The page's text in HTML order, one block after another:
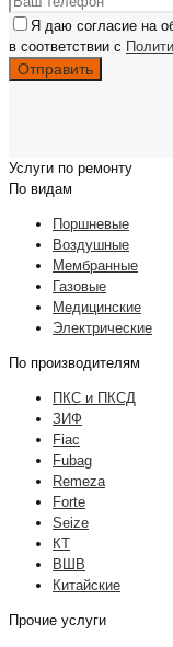
Я даю согласие на
в соответствии с
Услуги по ремонту
По видам
Поршневые
Воздушные
Мембранные
Газовые
Медицинские
Электрические
По производителям
ПКС и ПКСД
ЗИФ
Fiac
Fubag
Remeza
Forte
Seize
КТ
ВШВ
Китайские
Прочие услуги